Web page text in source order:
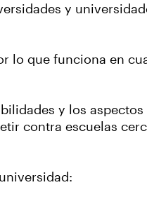
y
lo que funciona en
y los
contra escuelas